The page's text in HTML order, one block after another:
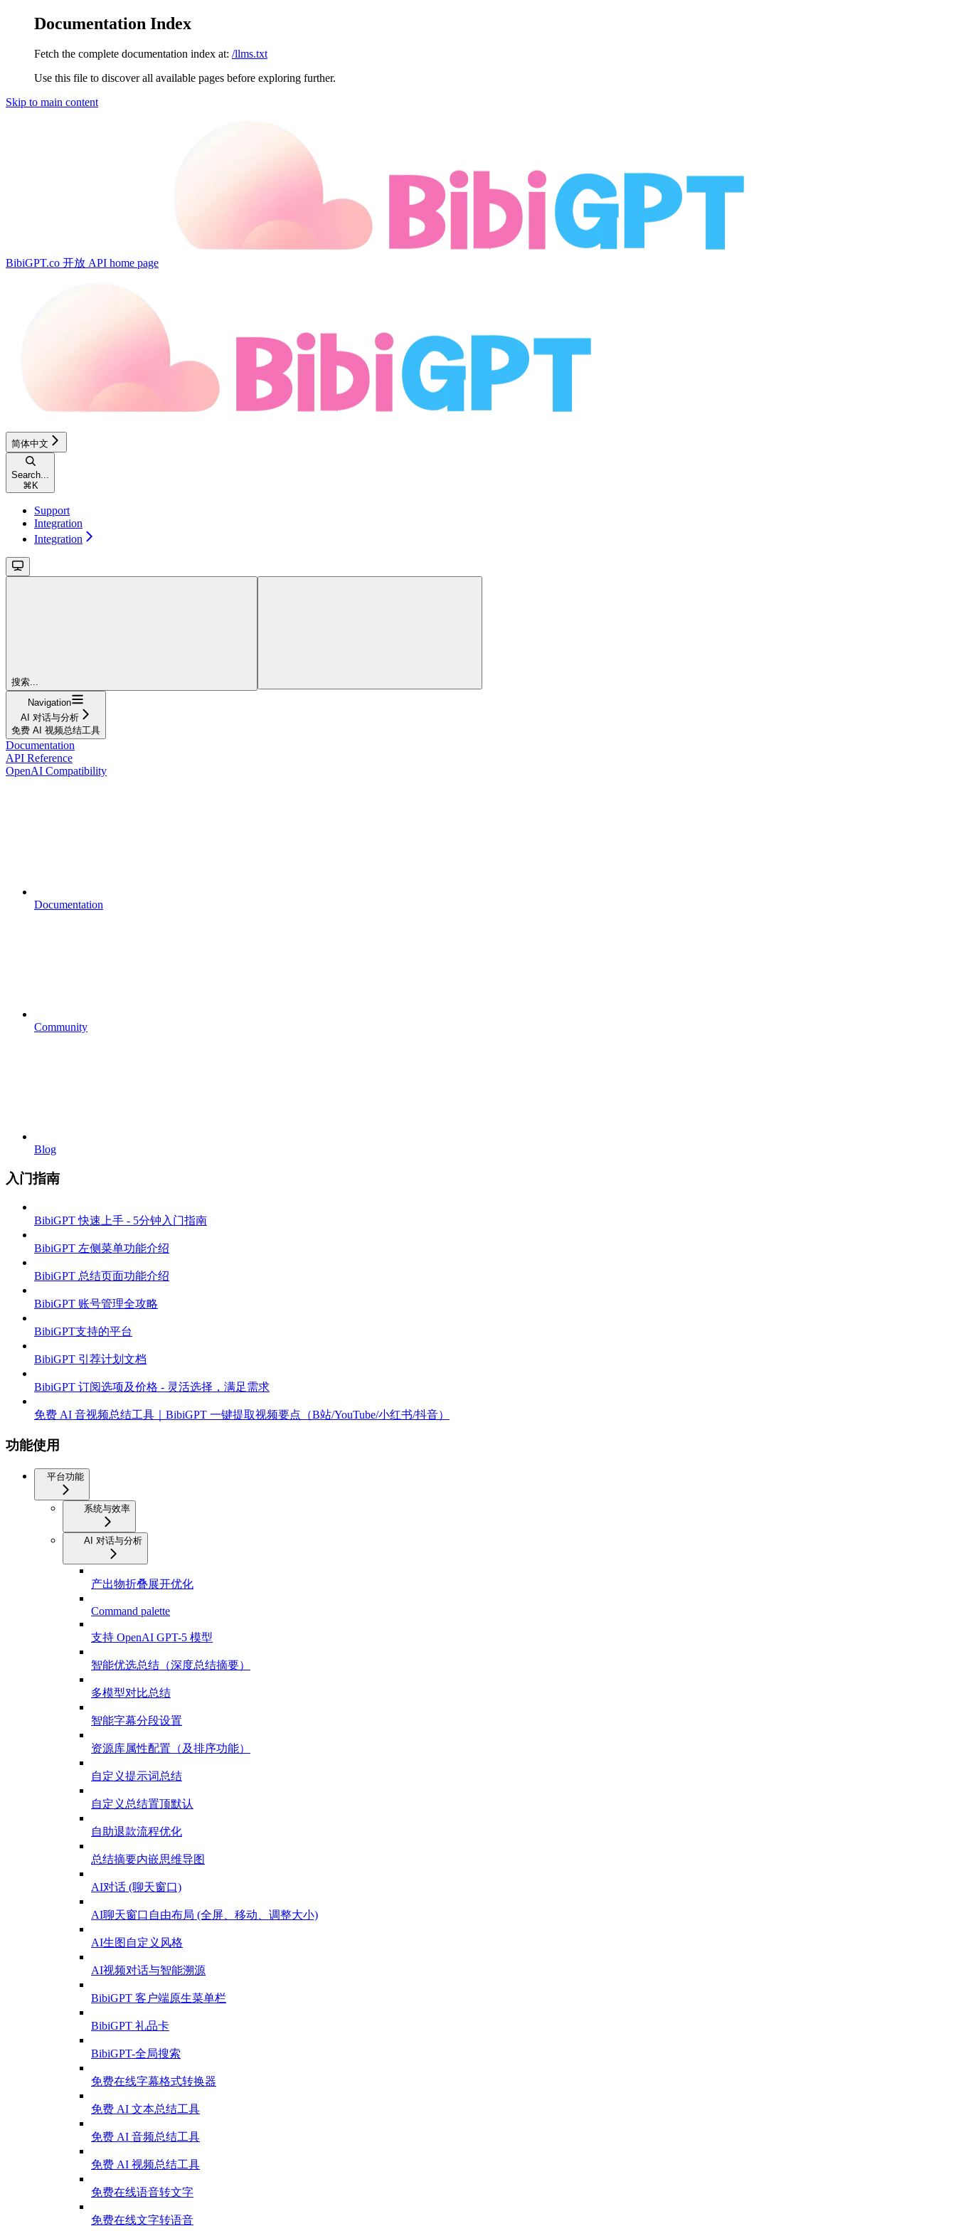
Documentation Index
Fetch the complete documentation index at: /llms.txt
Use this file to discover all available pages before exploring further.
Skip to main content
BibiGPT.co 开放 API home page
简体中文
Search...
⌘ K
Support
Integration
Integration
搜索...
Navigation
AI 对话与分析
免费 AI 视频总结工具
Documentation
API Reference
OpenAI Compatibility
Documentation
Community
Blog
入门指南
BibiGPT 快速上手 - 5分钟入门指南
BibiGPT 左侧菜单功能介绍
BibiGPT 总结页面功能介绍
BibiGPT 账号管理全攻略
BibiGPT支持的平台
BibiGPT 引荐计划文档
BibiGPT 订阅选项及价格 - 灵活选择，满足需求
免费 AI 音视频总结工具｜BibiGPT 一键提取视频要点（B站/YouTube/小红书/抖音）
功能使用
平台功能
系统与效率
AI 对话与分析
产出物折叠展开优化
Command palette
支持 OpenAI GPT-5 模型
智能优选总结（深度总结摘要）
多模型对比总结
智能字幕分段设置
资源库属性配置（及排序功能）
自定义提示词总结
自定义总结置顶默认
自助退款流程优化
总结摘要内嵌思维导图
AI对话 (聊天窗口)
AI聊天窗口自由布局 (全屏、移动、调整大小)
AI生图自定义风格
AI视频对话与智能溯源
BibiGPT 客户端原生菜单栏
BibiGPT 礼品卡
BibiGPT-全局搜索
免费在线字幕格式转换器
免费 AI 文本总结工具
免费 AI 音频总结工具
免费 AI 视频总结工具
免费在线语音转文字
免费在线文字转语音